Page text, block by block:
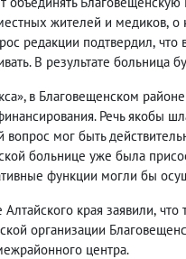
жителей и медиков, о
редакции подтвердил, что
В результате больница
в Благовещенском
Речь якобы
вопрос мог быть
больнице уже была
функции могли бы
края заявили, что
организации
центра.